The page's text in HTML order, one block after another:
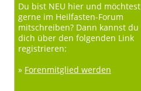
Du bist NEU hier und möchtest
gerne im Heilfasten-Forum
mitschreiben? Dann kannst du
dich über den folgenden Link
registrieren:
» Forenmitglied werden